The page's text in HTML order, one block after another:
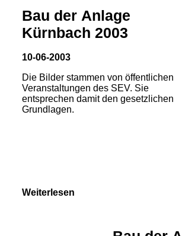
Bau der Anlage
Kürnbach 2003
10-06-2003
Die Bilder stammen von öffentlichen
Veranstaltungen des SEV. Sie
entsprechen damit den gesetzlichen
Grundlagen.
Weiterlesen